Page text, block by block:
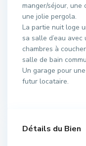
manger/séjour, une
une jolie pergola.
La partie nuit loge
sa salle d’eau
chambres à
salle de bain
Un garage pour
futur locataire.
Détails du Bien